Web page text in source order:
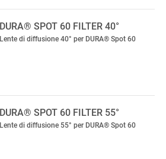
DURA® SPOT 60 FILTER 40°
Lente di diffusione 40° per DURA® Spot 60
DURA® SPOT 60 FILTER 55°
Lente di diffusione 55° per DURA® Spot 60